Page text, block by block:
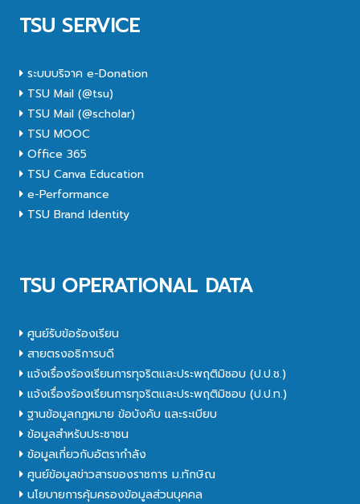
TSU SERVICE
ระบบบริจาค e-Donation
TSU Mail (@tsu)
TSU Mail (@scholar)
TSU MOOC
Office 365
TSU Canva Education
e-Performance
TSU Brand Identity
TSU OPERATIONAL DATA
ศูนย์รับข้อร้องเรียน
สายตรงอธิการบดี
แจ้งเรื่องร้องเรียนการทุจริตและประพฤติมิชอบ (ป.ป.ช.)
แจ้งเรื่องร้องเรียนการทุจริตและประพฤติมิชอบ (ป.ป.ท.)
ฐานข้อมูลกฎหมาย ข้อบังคับ และระเบียบ
ข้อมูลสำหรับประชาชน
ข้อมูลเกี่ยวกับอัตรากำลัง
ศูนย์ข้อมูลข่าวสารของราชการ ม.ทักษิณ
นโยบายการคุ้มครองข้อมูลส่วนบุคคล